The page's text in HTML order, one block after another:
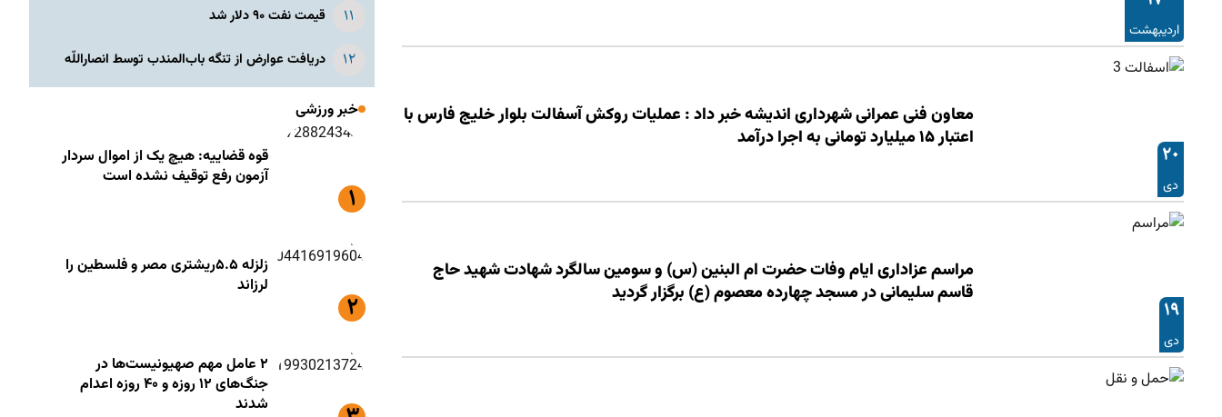
اردیبهشت
۲۰
دی
معاون فنی عمرانی شهرداری اندیشه خبر داد : عملیات روكش آسفالت بلوار خلیج فارس با
اعتبار ١۵ میلیارد تومانی به اجرا درآمد
۱۹
دی
مراسم عزاداری ایام وفات حضرت ام البنین (س) و سومین سالگرد شهادت شهید حاج
قاسم سلیمانی در مسجد چهارده معصوم (ع) برگزار گردید
قیمت نفت ۹۰ دلار شد
دریافت عوارض از تنگه باب‌المندب توسط انصاراللّه
خبر ورزشی
قوه قضاییه: هیچ یک از اموال سردار
آزمون رفع توقیف نشده است
زلزله ۵.۵ریشتری مصر و فلسطین را
لرزاند
۲ عامل مهم صهیونیست‌ها در
جنگ‌های ۱۲ روزه و ۴۰ روزه اعدام
شدند